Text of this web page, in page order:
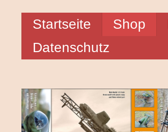
Startseite Shop
Datenschutz